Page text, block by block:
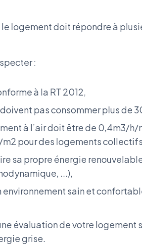
logement doit répondre à
:
à la RT 2012,
pas consommer plus de
à l’air doit être de 0,4m3/h/
pour des logements
sa propre énergie
...),
sain et
évaluation de votre logement
grise.